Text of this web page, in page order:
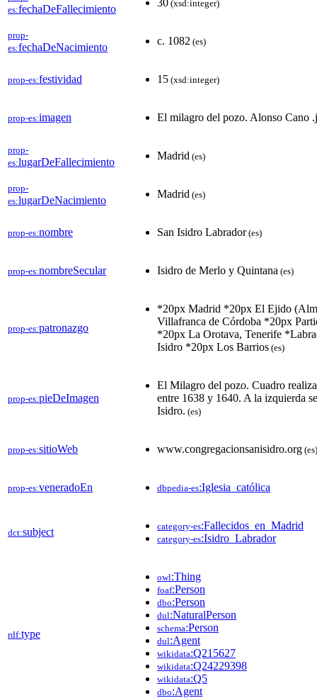
es:fechaDeFallecimiento (xsd:integer)
prop-
es:fechaDeNacimiento
c. 1082 (es)
prop-es:festividad 15 (xsd:integer)
prop-es:imagen El milagro del pozo. Alonso Cano
prop-
es:lugarDeFallecimiento
Madrid (es)
prop-
es:lugarDeNacimiento
Madrid (es)
prop-es:nombre San Isidro Labrador(es)
prop-es:nombreSecular Isidro de Merlo y Quintana (es)
prop-es:patronazgo
*20px Madrid *20px El Ejido
Villafranca de Córdoba *20px
*20px La Orotava, Tenerife
Isidro *20px Los Barrios (es)
prop-es:pieDeImagen
El Milagro del pozo. Cuadro
entre 1638 y 1640. A la izquierda
Isidro. (es)
prop-es:sitioWeb www.congregacionsanisidro.org (es)
prop-es:veneradoEn dbpedia-es:Iglesia_católica
dct:subject category-es:Fallecidos_en_Madrid
category-es:Isidro_Labrador
rdf:type
owl:Thing
foaf:Person
dbo:Person
dul:NaturalPerson
schema:Person
dul:Agent
wikidata:Q215627
wikidata:Q24229398
wikidata:Q5
dbo:Agent